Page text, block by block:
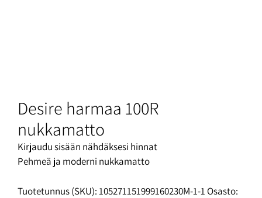
Desire harmaa 100R
nukkamatto
Kirjaudu sisään nähdäksesi hinnat
Pehmeä ja moderni nukkamatto
Tuotetunnus (SKU):105271151999160230M-1-1 Osasto: